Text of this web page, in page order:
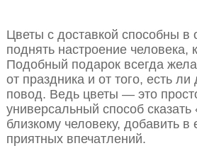
Цветы с доставкой способны в
поднять настроение человека,
Подобный подарок всегда
от праздника и от того, есть
повод. Ведь цветы — это
универсальный способ
близкому человеку, добавить в
приятных впечатлений.